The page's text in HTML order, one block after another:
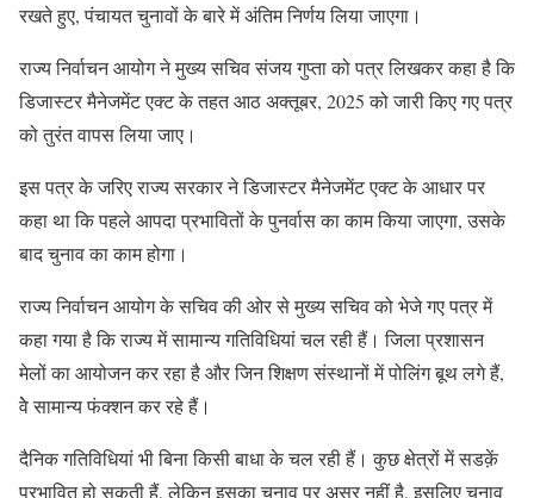
रखते हुए, पंचायत चुनावों के बारे में अंतिम निर्णय लिया जाएगा।
राज्य निर्वाचन आयोग ने मुख्य सचिव संजय गुप्ता को पत्र लिखकर कहा है कि
डिजास्टर मैनेजमेंट एक्ट के तहत आठ अक्तूबर, 2025 को जारी किए गए पत्र
को तुरंत वापस लिया जाए।
इस पत्र के जरिए राज्य सरकार ने डिजास्टर मैनेजमेंट एक्ट के आधार पर
कहा था कि पहले आपदा प्रभावितों के पुनर्वास का काम किया जाएगा, उसके
बाद चुनाव का काम होगा।
राज्य निर्वाचन आयोग के सचिव की ओर से मुख्य सचिव को भेजे गए पत्र में
कहा गया है कि राज्य में सामान्य गतिविधियां चल रही हैं। जिला प्रशासन
मेलों का आयोजन कर रहा है और जिन शिक्षण संस्थानों में पोलिंग बूथ लगे हैं,
वेे सामान्य फंक्शन कर रहे हैं।
दैनिक गतिविधियां भी बिना किसी बाधा के चल रही हैं। कुछ क्षेत्रों में सडक़ें
प्रभावित हो सकती हैं, लेकिन इसका चुनाव पर असर नहीं है, इसलिए चुनाव